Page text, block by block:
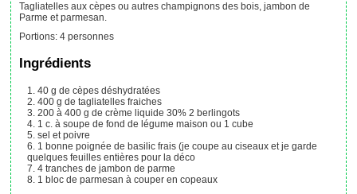
Tagliatelles aux cèpes ou autres champignons des bois, jambon de
Parme et parmesan.
Portions:4 personnes
Ingrédients
40 g de cèpes déshydratées
400 g de tagliatelles fraiches
200 à 400 g de crème liquide 30% 2 berlingots
1 c. à soupede fond de légume maison ou 1 cube
sel et poivre
1 bonne poignée de basilic frais (je coupe au ciseaux et je garde
quelques feuilles entières pour la déco
4 tranches de jambon de parme
1 blocde parmesan à couper en copeaux